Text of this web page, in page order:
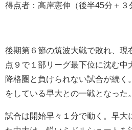
得点者：高岸憲伸（後半45分＋３
後期第６節の筑波大戦で敗れ、現
点９で１部リーグ最下位に沈む中
降格圏と負けられない試合が続く
をしている早大との一戦となった。
試合は開始早々１分で動く。早大